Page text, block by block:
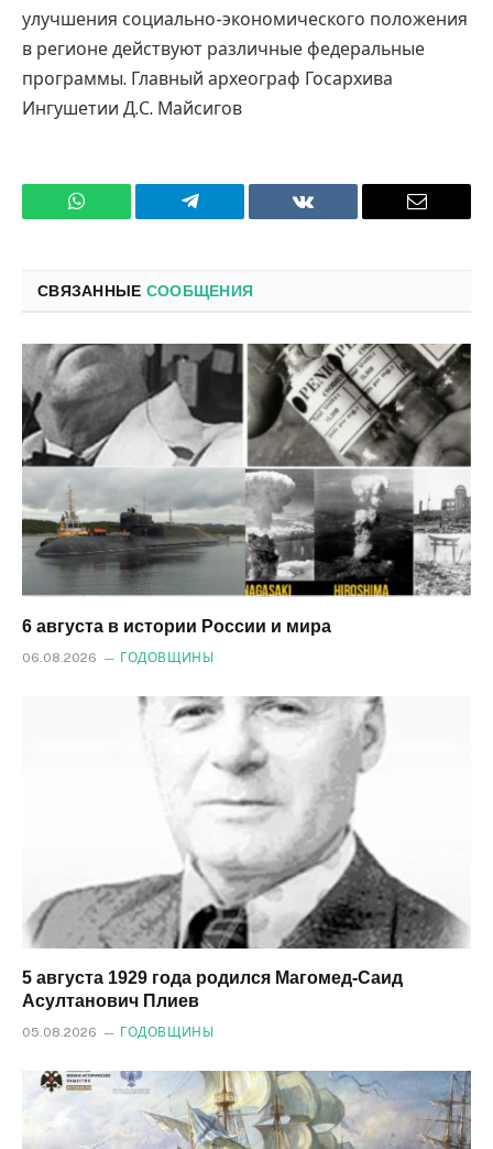
улучшения социально-экономического положения
в регионе действуют различные федеральные
программы. Главный археограф Госархива
Ингушетии Д.С. Майсигов
WhatsApp Телеграмм ВКонтакте
СВЯЗАННЫЕ СООБЩЕНИЯ
6 августа в истории России и мира
06.08.2026 ГОДОВЩИНЫ
5 августа 1929 года родился Магомед‑Саид
Асултанович Плиев
05.08.2026 ГОДОВЩИНЫ